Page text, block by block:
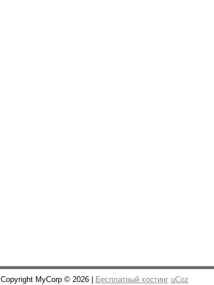
Copyright MyCorp © 2026 | Бесплатный хостинг uCoz